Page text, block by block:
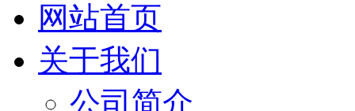
网站首页
关于我们
公司简介